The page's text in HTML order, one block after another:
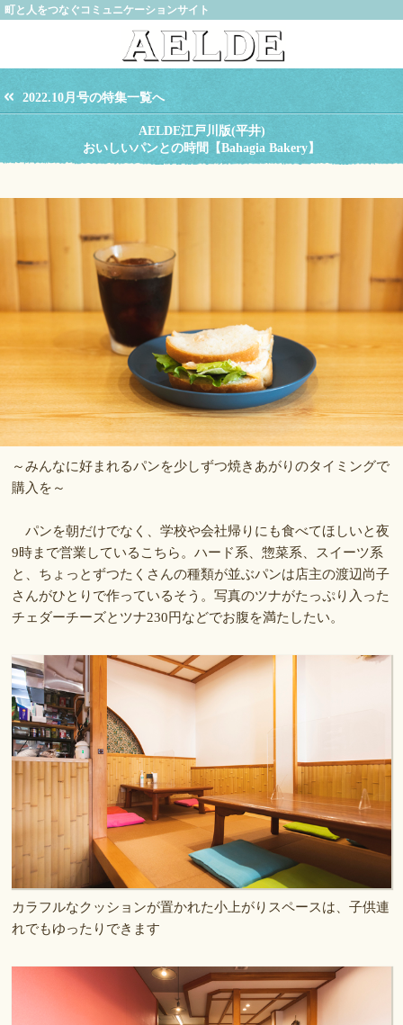
町と人をつなぐコミュニケーションサイト
2022.10月号の特集一覧へ
AELDE江戸川版(平井)
おいしいパンとの時間【Bahagia Bakery】
～みんなに好まれるパンを少しずつ焼きあがりのタイミングで
購入を～
パンを朝だけでなく、学校や会社帰りにも食べてほしいと夜
9時まで営業しているこちら。ハード系、惣菜系、スイーツ系
と、ちょっとずつたくさんの種類が並ぶパンは店主の渡辺尚子
さんがひとりで作っているそう。写真のツナがたっぷり入った
チェダーチーズとツナ230円などでお腹を満たしたい。
カラフルなクッションが置かれた小上がりスペースは、子供連
れでもゆったりできます